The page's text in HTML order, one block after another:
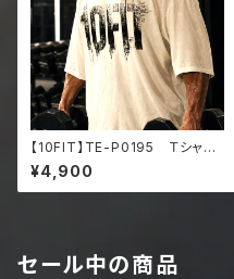
【10FIT】TE-P0195 Ｔシャ
ツ トレーニング 筋トレ 10F
ITアートデザイン Oversize
d faded t-shirt
¥4,900
セール中の商品